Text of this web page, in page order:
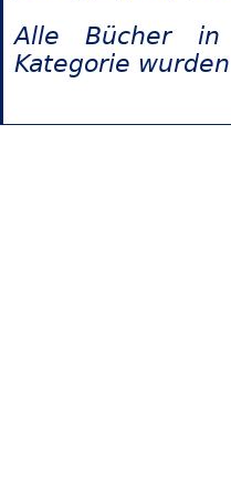
Alle Bücher in
Kategorie